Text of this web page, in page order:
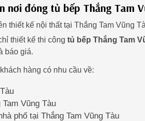
nơi đóng tủ bếp Thắng Tam
thiết kế nội thất tại Thắng Tam Vũng
thiết kế thi công tủ bếp Thắng Tam
báo giá.
hàng có nhu cầu về:
Vũng Tàu
phố tại Thắng Tam Vũng Tàu